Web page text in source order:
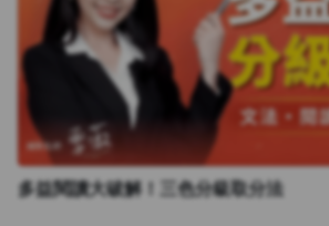
多益閱讀大破解！三色分級取分法